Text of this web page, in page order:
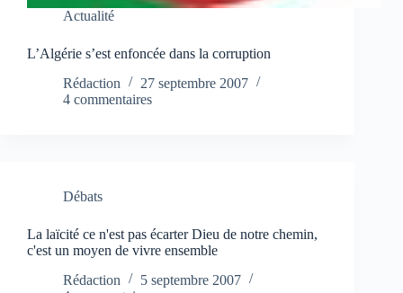
Actualité
L’Algérie s’est enfoncée dans la corruption
Rédaction
27 septembre 2007
4 commentaires
Débats
La laïcité ce n'est pas écarter Dieu de notre chemin,
c'est un moyen de vivre ensemble
Rédaction
5 septembre 2007